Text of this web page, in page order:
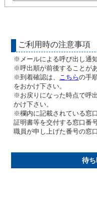
ご利用時の注意事項
※メールによる呼び出し通
※呼出順が前後することが
※到着確認は、
こちらの手
をおかけ下さい。
※お戻りになった時点で呼
かけ下さい。
※欄内に記載されている窓
証明書等を交付する窓口番
職員が申し上げた番号の窓
待